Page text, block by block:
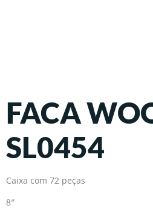
FACA
SL0454
Caixa com 72 peças
8″